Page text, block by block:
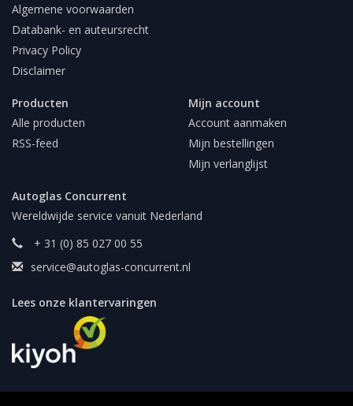
Algemene voorwaarden
Databank- en auteursrecht
Privacy Policy
Disclaimer
Producten
Alle producten
RSS-feed
Mijn account
Account aanmaken
Mijn bestellingen
Mijn verlanglijst
Autoglas Concurrent
Wereldwijde service vanuit Nederland
+ 31 (0) 85 027 00 55
service@autoglas-concurrent.nl
Lees onze klantervaringen